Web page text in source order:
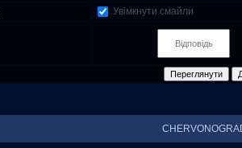
Увімкнути смайли